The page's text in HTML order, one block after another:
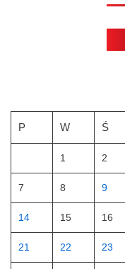
P W Ś
1 2
7 8 9
14 15 16
21 22 23